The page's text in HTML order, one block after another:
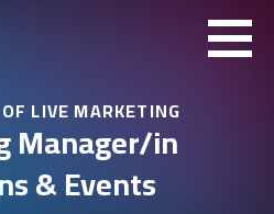
LIVE MARKETING
Manager/in
& Events